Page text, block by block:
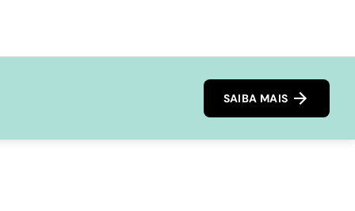
SAIBA MAIS